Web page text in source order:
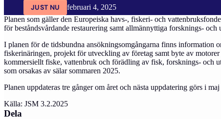
JUST NU
februari 4, 2025
Planen som gäller den Europeiska havs-, fiskeri- och
för beståndsvårdande restaurering samt allmännyttiga forsknings-
I planen för de tidsbundna ansökningsomgångarna finns information
fiskerinäringen, projekt för utveckling av företag samt byte av
kommersiellt fiske, vattenbruk och förädling av fisk, forsknings- och
som orsakas av sälar sommaren 2025.
Planen uppdateras tre gånger om året och nästa uppdatering görs i
Källa: JSM 3.2.2025
Dela